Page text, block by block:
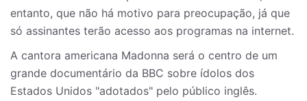
entanto, que não há motivo para preocupação, já que
só assinantes terão acesso aos programas na internet.
A cantora americana Madonna será o centro de um
grande documentário da BBC sobre ídolos dos
Estados Unidos "adotados" pelo público inglês.